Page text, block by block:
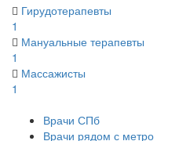
Гирудотерапевты
1
Мануальные терапевты
1
Массажисты
1
Врачи СПб
Врачи рядом с метро